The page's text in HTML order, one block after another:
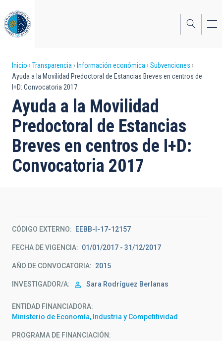
al
contenido
principal
Sobrescribir
enlaces
de
ayuda
a
la
navegación
Inicio Transparencia Información económica
Subvenciones
Ayuda a la Movilidad Predoctoral de Estancias Breves en centros de
I+D: Convocatoria 2017
Ayuda a la Movilidad
Predoctoral de Estancias
Breves en centros de I+D:
Convocatoria 2017
CÓDIGO EXTERNO EEBB-I-17-12157
FECHA DE VIGENCIA 01/01/2017 - 31/12/2017
AÑO DE CONVOCATORIA 2015
INVESTIGADOR/A Sara Rodríguez Berlanas
ENTIDAD FINANCIADORA
Ministerio de Economía, Industria y Competitividad
PROGRAMA DE FINANCIACIÓN